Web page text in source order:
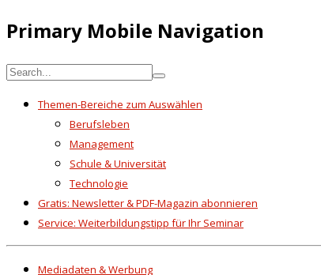
Primary Mobile Navigation
Themen-Bereiche zum Auswählen
Berufsleben
Management
Schule & Universität
Technologie
Gratis: Newsletter & PDF-Magazin abonnieren
Service: Weiterbildungstipp für Ihr Seminar
Mediadaten & Werbung